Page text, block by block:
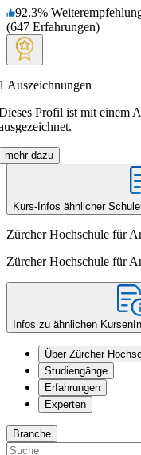
92.3%
(647 Erfahrungen)
Auszeichnungen
Profil ist mit einem
mehr dazu
Kurs-Infos ähnlicher
Zürcher Hochschule für
Zürcher Hochschule für
Infos zu ähnlichen Kursen
Über Zürcher
Studiengänge
Erfahrungen
Experten
Branche